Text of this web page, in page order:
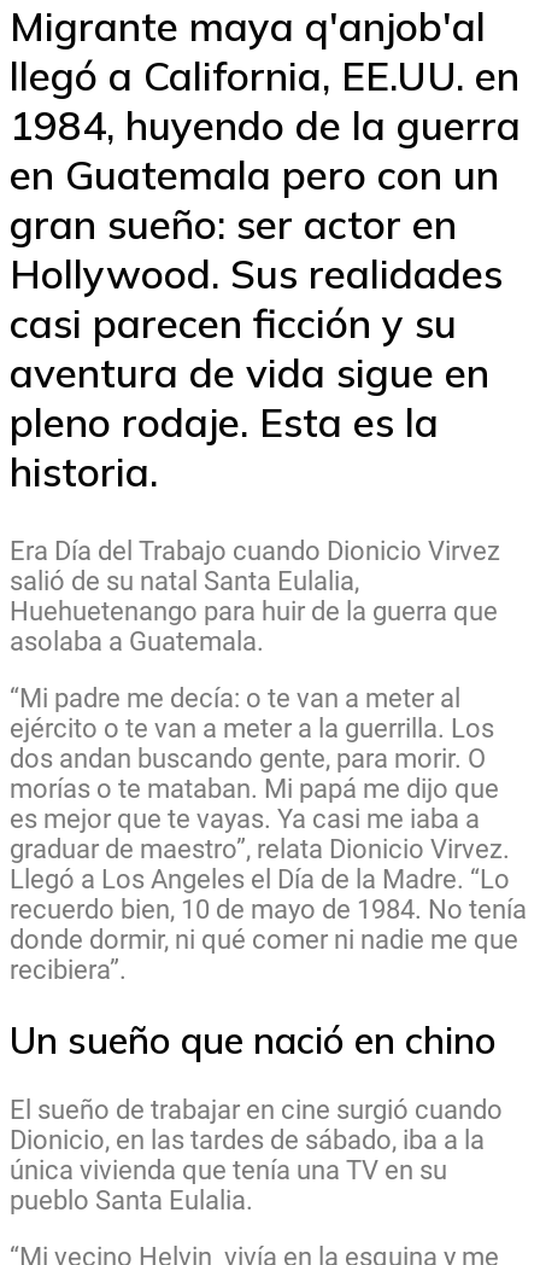
Migrante maya q'anjob'al
llegó a California, EE.UU. en
1984, huyendo de la guerra
en Guatemala pero con un
gran sueño: ser actor en
Hollywood. Sus realidades
casi parecen ficción y su
aventura de vida sigue en
pleno rodaje. Esta es la
historia.
Era Día del Trabajo cuando Dionicio Virvez
salió de su natal Santa Eulalia,
Huehuetenango para huir de la guerra que
asolaba a Guatemala.
“Mi padre me decía: o te van a meter al
ejército o te van a meter a la guerrilla. Los
dos andan buscando gente, para morir. O
morías o te mataban. Mi papá me dijo que
es mejor que te vayas. Ya casi me iaba a
graduar de maestro”, relata Dionicio Virvez.
Llegó a Los Angeles el Día de la Madre. “Lo
recuerdo bien, 10 de mayo de 1984. No tenía
donde dormir, ni qué comer ni nadie me que
recibiera”.
Un sueño que nació en chino
El sueño de trabajar en cine surgió cuando
Dionicio, en las tardes de sábado, iba a la
única vivienda que tenía una TV en su
pueblo Santa Eulalia.
“Mi vecino Helvin vivía en la esquina y me